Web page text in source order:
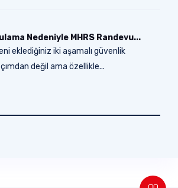
Nedeniyle MHRS Randevu...
eklediğiniz iki aşamalı güvenlik
değil ama özellikle...